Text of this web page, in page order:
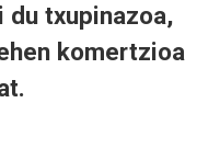
du txupinazoa,
komertzioa